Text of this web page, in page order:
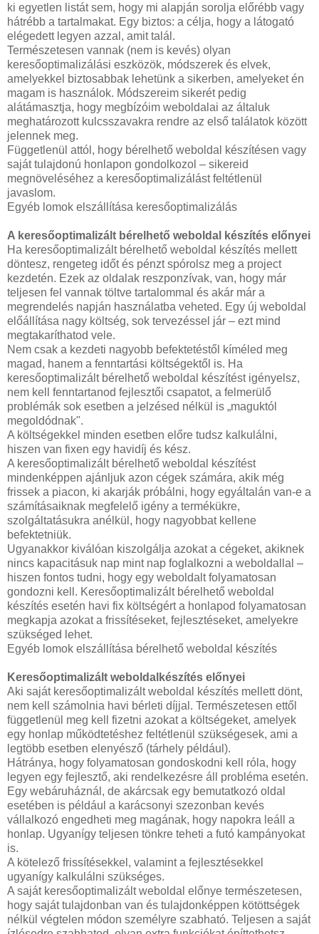
ki egyetlen listát sem, hogy mi alapján sorolja előrébb vagy
hátrébb a tartalmakat. Egy biztos: a célja, hogy a látogató
elégedett legyen azzal, amit talál.
Természetesen vannak (nem is kevés) olyan
keresőoptimalizálási eszközök, módszerek és elvek,
amelyekkel biztosabbak lehetünk a sikerben, amelyeket én
magam is használok. Módszereim sikerét pedig
alátámasztja, hogy megbízóim weboldalai az általuk
meghatározott kulcsszavakra rendre az első találatok között
jelennek meg.
Függetlenül attól, hogy bérelhető weboldal készítésen vagy
saját tulajdonú honlapon gondolkozol – sikereid
megnöveléséhez a keresőoptimalizálást feltétlenül
javaslom.
Egyéb lomok elszállítása keresőoptimalizálás
A keresőoptimalizált bérelhető weboldal készítés előnyei
Ha keresőoptimalizált bérelhető weboldal készítés mellett
döntesz, rengeteg időt és pénzt spórolsz meg a project
kezdetén. Ezek az oldalak reszponzívak, van, hogy már
teljesen fel vannak töltve tartalommal és akár már a
megrendelés napján használatba veheted. Egy új weboldal
előállítása nagy költség, sok tervezéssel jár – ezt mind
megtakaríthatod vele.
Nem csak a kezdeti nagyobb befektetéstől kíméled meg
magad, hanem a fenntartási költségektől is. Ha
keresőoptimalizált bérelhető weboldal készítést igényelsz,
nem kell fenntartanod fejlesztői csapatot, a felmerülő
problémák sok esetben a jelzésed nélkül is „maguktól
megoldódnak".
A költségekkel minden esetben előre tudsz kalkulálni,
hiszen van fixen egy havidíj és kész.
A keresőoptimalizált bérelhető weboldal készítést
mindenképpen ajánljuk azon cégek számára, akik még
frissek a piacon, ki akarják próbálni, hogy egyáltalán van-e a
számításaiknak megfelelő igény a termékükre,
szolgáltatásukra anélkül, hogy nagyobbat kellene
befektetniük.
Ugyanakkor kiválóan kiszolgálja azokat a cégeket, akiknek
nincs kapacitásuk nap mint nap foglalkozni a weboldallal –
hiszen fontos tudni, hogy egy weboldalt folyamatosan
gondozni kell. Keresőoptimalizált bérelhető weboldal
készítés esetén havi fix költségért a honlapod folyamatosan
megkapja azokat a frissítéseket, fejlesztéseket, amelyekre
szükséged lehet.
Egyéb lomok elszállítása bérelhető weboldal készítés
Keresőoptimalizált weboldalkészítés előnyei
Aki saját keresőoptimalizált weboldal készítés mellett dönt,
nem kell számolnia havi bérleti díjjal. Természetesen ettől
függetlenül meg kell fizetni azokat a költségeket, amelyek
egy honlap működtetéshez feltétlenül szükségesek, ami a
legtöbb esetben elenyésző (tárhely például).
Hátránya, hogy folyamatosan gondoskodni kell róla, hogy
legyen egy fejlesztő, aki rendelkezésre áll probléma esetén.
Egy webáruháznál, de akárcsak egy bemutatkozó oldal
esetében is például a karácsonyi szezonban kevés
vállalkozó engedheti meg magának, hogy napokra leáll a
honlap. Ugyanígy teljesen tönkre teheti a futó kampányokat
is.
A kötelező frissítésekkel, valamint a fejlesztésekkel
ugyanígy kalkulálni szükséges.
A saját keresőoptimalizált weboldal előnye természetesen,
hogy saját tulajdonban van és tulajdonképpen kötöttségek
nélkül végtelen módon személyre szabható. Teljesen a saját